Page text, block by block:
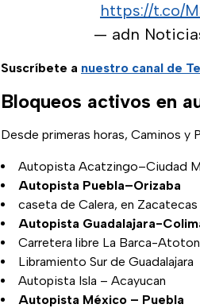
https://t.co/
— adn
Suscríbete a nuestro canal de
Bloqueos activos en
Desde primeras horas, Caminos
Autopista Acatzingo–Ciudad
Autopista Puebla–Orizaba
caseta de Calera, en Zacatecas
Autopista Guadalajara-
Carretera libre La Barca-
Libramiento Sur de Guadalajara
Autopista Isla – Acayucan
Autopista México – Puebla